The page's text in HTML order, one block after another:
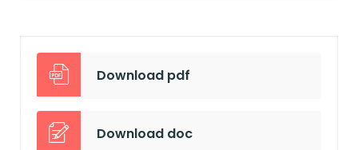
Download pdf
Download doc